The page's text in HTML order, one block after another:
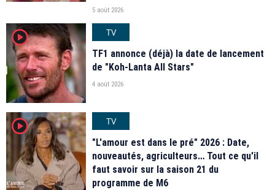
5 août 2026
player2
TV
TF1 annonce (déjà) la date de lancement
de "Koh-Lanta All Stars"
4 août 2026
player2
TV
"L'amour est dans le pré" 2026 : Date,
nouveautés, agriculteurs… Tout ce qu'il
faut savoir sur la saison 21 du
programme de M6